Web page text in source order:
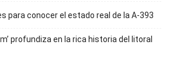
para conocer el estado real de la A-393
profundiza en la rica historia del litoral